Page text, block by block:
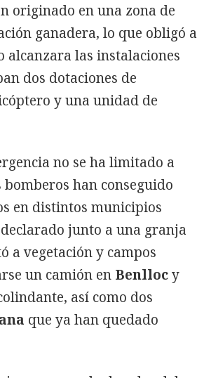
originado en una zona de
ganadera, lo que obligó a
alcanzara las instalaciones
dos dotaciones de
y una unidad de
no se ha limitado a
han conseguido
en distintos municipios
junto a una granja
a vegetación y campos
un camión en Benllocy
así como dos
que ya han quedado